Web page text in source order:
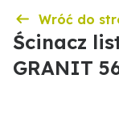
Wróć do
Ścinacz
GRANIT